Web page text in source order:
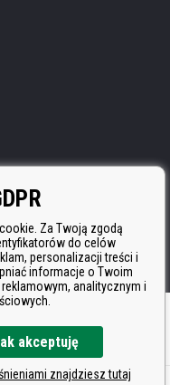
BINARGON.cz
Za Twoją zgodą
do celów
personalizacji treści i
informacje o Twoim
analitycznym i
akceptuję
znajdziesz tutaj